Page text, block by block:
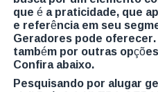
que é a praticidade, que
e referência em seu
Geradores pode
também por outras
Confira abaixo.
Pesquisando por alugar